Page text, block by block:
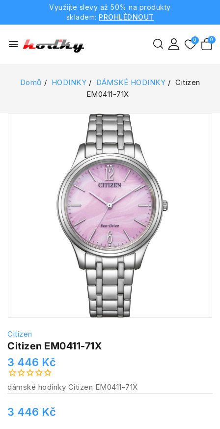
Využijte slevy až 50% na produkty
skladem: PROHLÉDNOUT
menu
Domů HODINKY DÁMSKÉ HODINKY
Citizen
EM0411-71X
Citizen
Citizen EM0411-71X
3 446 Kč
dámské hodinky Citizen EM0411-71X
3 446 Kč